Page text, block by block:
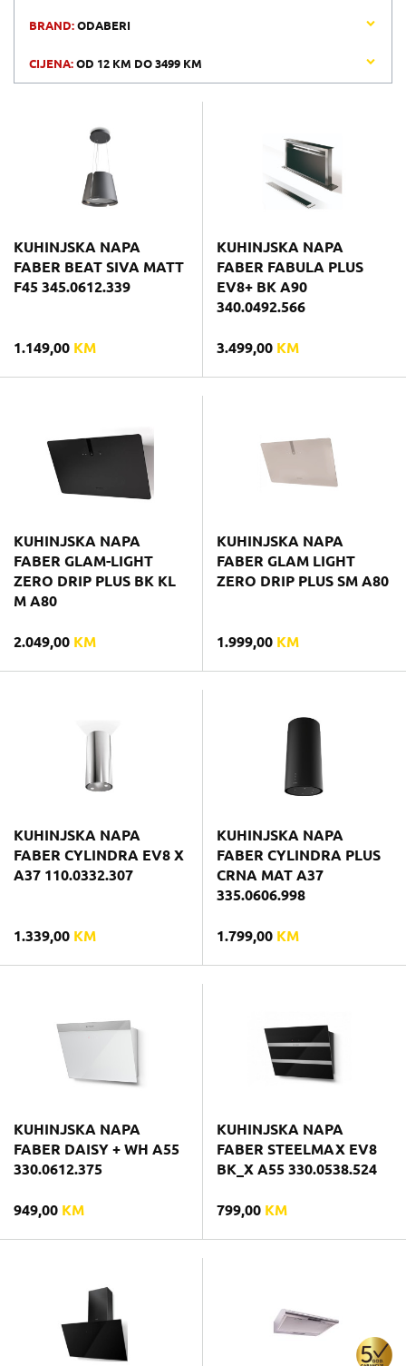
BRAND:ODABERI
CIJENA:OD 12 KM DO3499 KM
KUHINJSKA NAPA
FABER BEAT SIVA MATT
F45 345.0612.339
1.149,00 KM
KUHINJSKA NAPA
FABER FABULA PLUS
EV8+ BK A90
340.0492.566
3.499,00 KM
KUHINJSKA NAPA
FABER GLAM-LIGHT
ZERO DRIP PLUS BK KL
M A80
2.049,00 KM
KUHINJSKA NAPA
FABER GLAM LIGHT
ZERO DRIP PLUS SM A80
1.999,00 KM
KUHINJSKA NAPA
FABER CYLINDRA EV8 X
A37 110.0332.307
1.339,00 KM
KUHINJSKA NAPA
FABER CYLINDRA PLUS
CRNA MAT A37
335.0606.998
1.799,00 KM
KUHINJSKA NAPA
FABER DAISY + WH A55
330.0612.375
949,00 KM
KUHINJSKA NAPA
FABER STEELMAX EV8
BK_X A55 330.0538.524
799,00 KM